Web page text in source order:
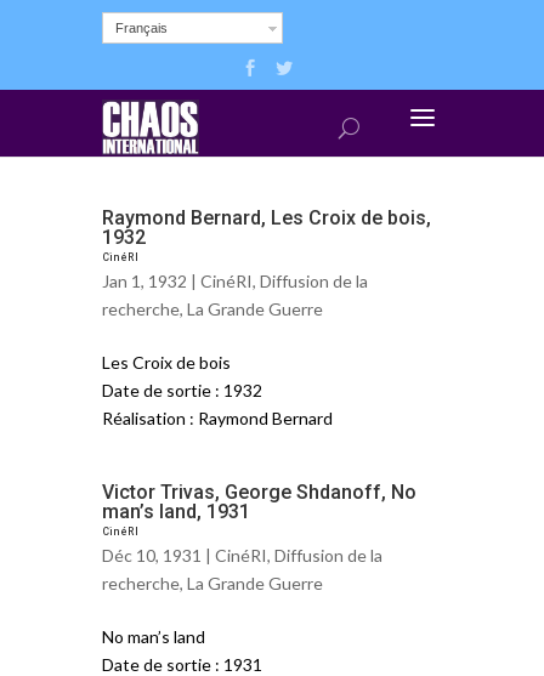
Français
Raymond Bernard, Les Croix de bois,
1932
CinéRI
Jan 1, 1932 | CinéRI, Diffusion de la
recherche, La Grande Guerre
Les Croix de bois
Date de sortie : 1932
Réalisation : Raymond Bernard
Victor Trivas, George Shdanoff, No
man’s land, 1931
CinéRI
Déc 10, 1931 | CinéRI, Diffusion de la
recherche, La Grande Guerre
No man’s land
Date de sortie : 1931